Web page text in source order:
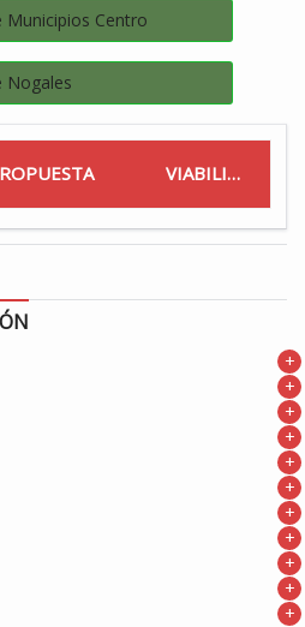
Centro
Nogales
VIABILIDAD